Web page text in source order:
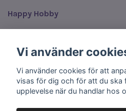
Happy Hobby
Sociala medier
Vi använder
Vi använder cookies för att
visas för dig och för att du ska
upplevelse när du handlar hos